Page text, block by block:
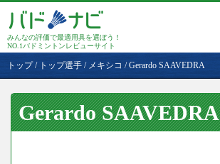
みんなの評価で最適用具を選ぼう！
NO.1バドミントンレビューサイト
トップ/ トップ選手 / メキシコ /Gerardo SAAVEDRA
Gerardo SAAVEDRA